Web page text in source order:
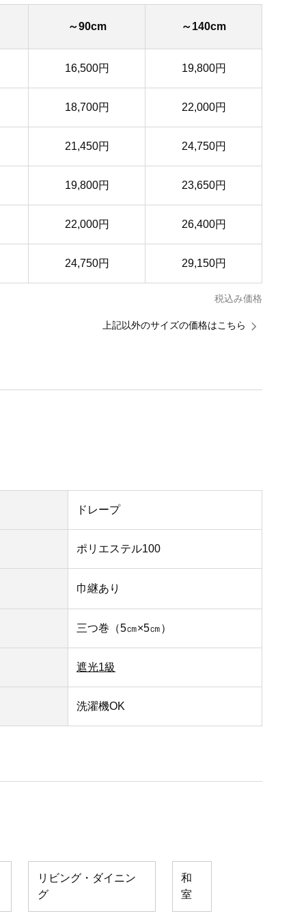
～90cm ～140cm
16,500円 19,800円
18,700円 22,000円
21,450円 24,750円
19,800円 23,650円
22,000円 26,400円
24,750円 29,150円
税込み価格
上記以外のサイズの価格はこちら
ドレープ
ポリエステル100
巾継あり
三つ巻（5㎝×5㎝）
遮光1級
洗濯機OK
リビング・ダイニン
グ
和
室